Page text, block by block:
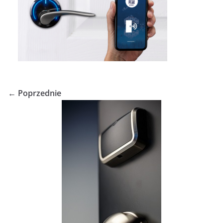
← Poprzednie